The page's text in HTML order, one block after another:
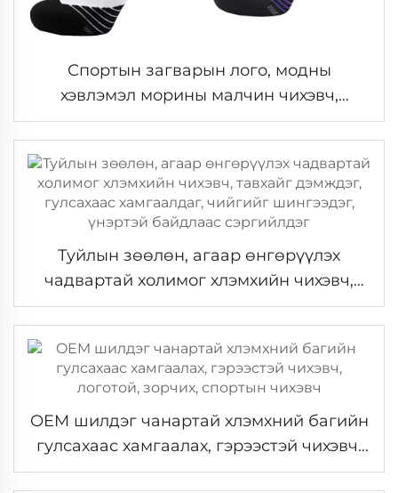
Спортын загварын лого, модны
хэвлэмэл морины малчин чихэвч,
онлайн чихэвч
Туйлын зөөлөн, агаар өнгөрүүлэх
чадвартай холимог хлэмхийн чихэвч,
тавхайг дэмждэг, гулсахаас хамгаалдаг,
чийгийг шингээдэг, үнэртэй байдлаас
сэргийлдэг
OEM шилдэг чанартай хлэмхний багийн
гулсахаас хамгаалах, гэрээстэй чихэвч,
логотой, зорчих, спортын чихэвч